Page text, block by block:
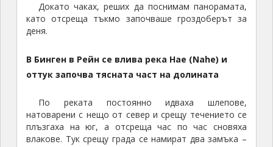
Докато чаках, реших да поснимам панорамата,
като отсреща тъкмо започваше гроздоберът за
деня.
В Бинген в Рейн се влива река Нае (Nahe) и
оттук започва тясната част на долината
По реката постоянно идваха шлепове,
натоварени с нещо от север и срещу течението се
плъзгаха на юг, а отсреща час по час сновяха
влакове. Тук срещу града се намират два замъка –